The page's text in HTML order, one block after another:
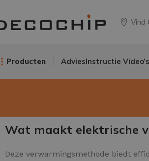
Vind
Producten AdviesInstructie Video’s
Wat maakt elektrische
Deze verwarmingsmethode biedt